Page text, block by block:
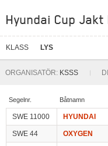
Hyundai Cup
KLASS LYS
ORGANISATÖR: KSSS
Segelnr. Båtnamn
SWE 11000 HYUNDAI
SWE 44 OXYGEN